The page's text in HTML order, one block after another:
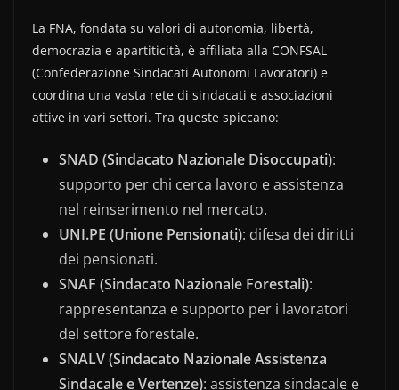
La FNA, fondata su valori di autonomia, libertà,
democrazia e apartiticità, è affiliata alla CONFSAL
(Confederazione Sindacati Autonomi Lavoratori) e
coordina una vasta rete di sindacati e associazioni
attive in vari settori. Tra queste spiccano:
SNAD (Sindacato Nazionale Disoccupati):
supporto per chi cerca lavoro e assistenza
nel reinserimento nel mercato.
UNI.PE (Unione Pensionati): difesa dei diritti
dei pensionati.
SNAF (Sindacato Nazionale Forestali):
rappresentanza e supporto per i lavoratori
del settore forestale.
SNALV (Sindacato Nazionale Assistenza
Sindacale e Vertenze): assistenza sindacale e